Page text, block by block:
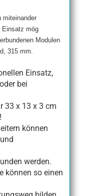
miteinander
Einsatz mög
Modulen
315 mm.
Einsatz,
bei
33 x 13 x 3 cm
können
werden.
können so einen